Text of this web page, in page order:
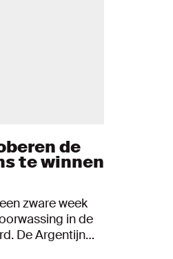
de
te winnen
zware week
in de
De Argentijn